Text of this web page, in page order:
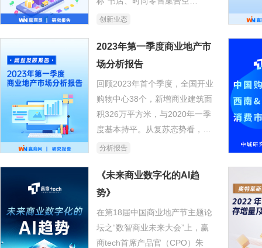
间……
创新业态
2023年第一季度商业地产市
场分析报告
回顾2023年首个季度，全国开业
购物中心38个，新增商业建筑面
积326万平方米，与2020年一季
度基本持平。从复苏态势看，一
季度中国经济复苏超预期，增长
益于消费快速回暖，购物中心整
体客流明显恢复，但品牌商家拓
分析报告
《未来商业数字化的AI趋
势》
在第18届中国商业地产节主题论
坛之“数智商业未来大会”上，赢
商tech首席产品官（CPO）朱